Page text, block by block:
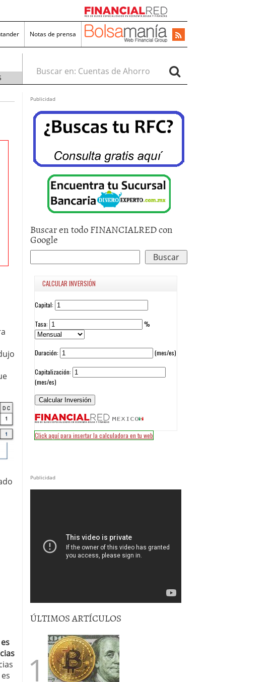
Notas de prensa
Buscar en:
Publicidad
Buscar en todo FINANCIALRED con
Google
Publicidad
ÚLTIMOS ARTÍCULOS